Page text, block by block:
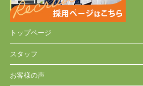
トップページ
スタッフ
お客様の声